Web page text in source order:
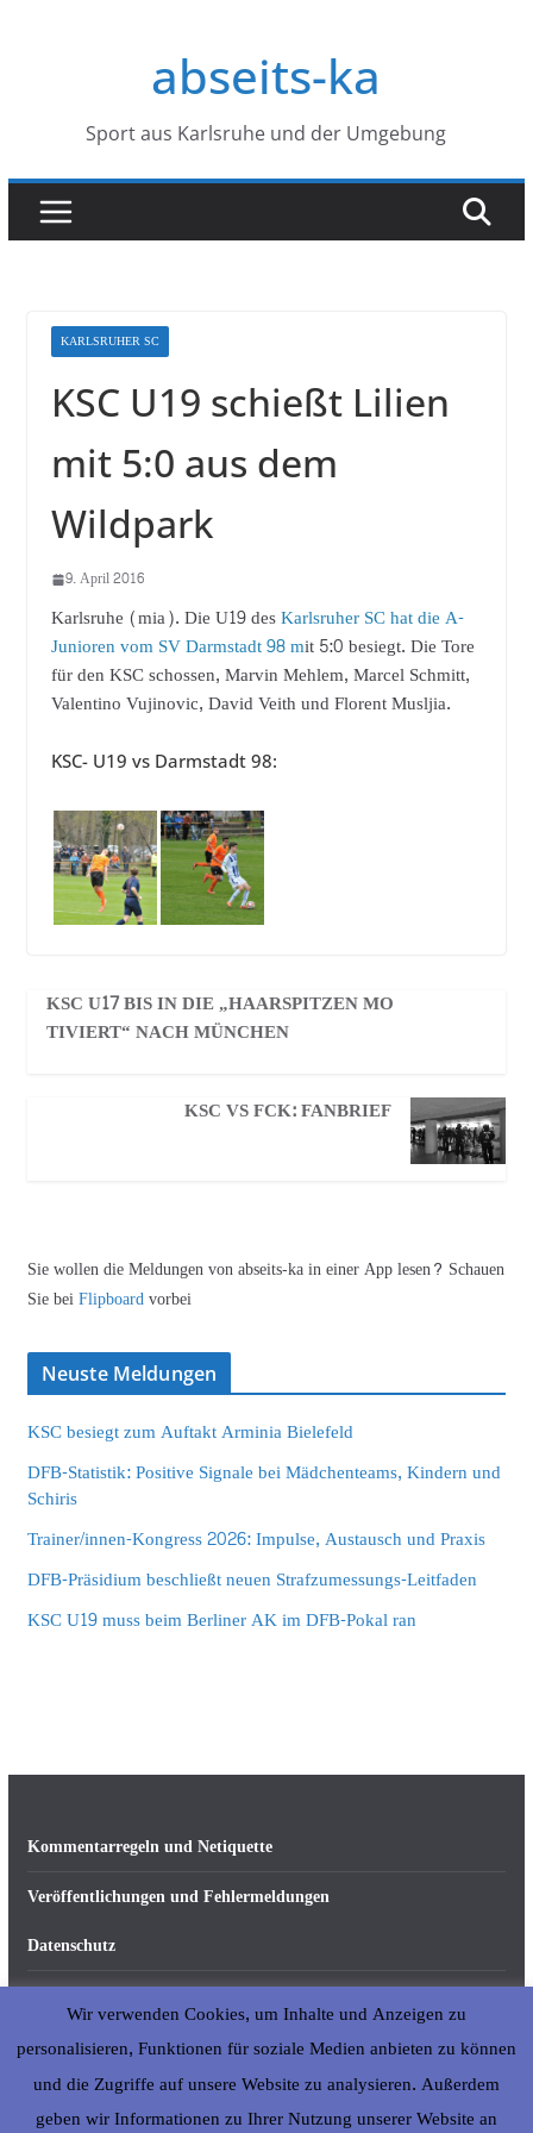
abseits-ka
Sport aus Karlsruhe und der Umgebung
KARLSRUHER SC
KSC U19 schießt Lilien
mit 5:0 aus dem
Wildpark
9. April 2016
Karlsruhe (mia). Die U19 desKarlsruher SChat die A-
Junioren vom SV Darmstadt 98 mit 5:0 besiegt. Die Tore
für den KSC schossen, Marvin Mehlem, Marcel Schmitt,
Valentino Vujinovic, David Veith und Florent Musljia.
KSC- U19 vs Darmstadt 98:
KSC U17 BIS IN DIE „HAARSPITZEN MO
TIVIERT“ NACH MÜNCHEN
KSC VS FCK: FANBRIEF
Sie wollen die Meldungen von abseits-ka in einer App lesen? Schauen
Sie beiFlipboardvorbei
Neuste Meldungen
KSC besiegt zum Auftakt Arminia Bielefeld
DFB-Statistik: Positive Signale bei Mädchenteams, Kindern und
Schiris
Trainer/innen-Kongress 2026: Impulse, Austausch und Praxis
DFB-Präsidium beschließt neuen Strafzumessungs-Leitfaden
KSC U19 muss beim Berliner AK im DFB-Pokal ran
Kommentarregeln und Netiquette
Veröffentlichungen und Fehlermeldungen
Datenschutz
Impressum
Über abseits-ka.de
Wir verwenden Cookies, um Inhalte und Anzeigen zu
personalisieren, Funktionen für soziale Medien anbieten zu können
und die Zugriffe auf unsere Website zu analysieren. Außerdem
geben wir Informationen zu Ihrer Nutzung unserer Website an